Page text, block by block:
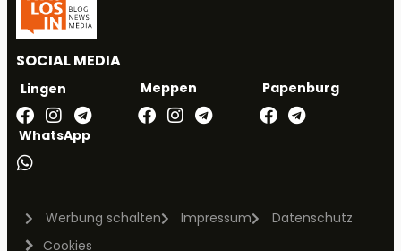
SOCIAL MEDIA
Lingen Meppen Papenburg
WhatsApp
Werbung schalten Impressum
Datenschutz
Cookies